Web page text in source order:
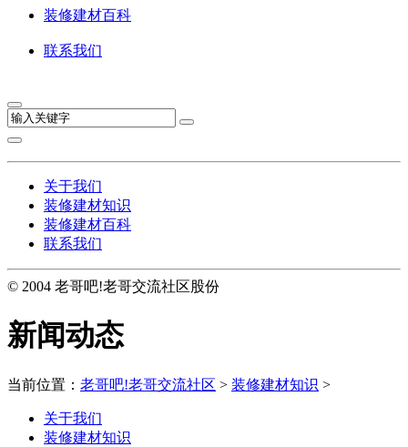
装修建材百科
联系我们
关于我们
装修建材知识
装修建材百科
联系我们
© 2004 老哥吧!老哥交流社区股份
新闻动态
当前位置： 老哥吧!老哥交流社区 > 装修建材知识 >
关于我们
装修建材知识